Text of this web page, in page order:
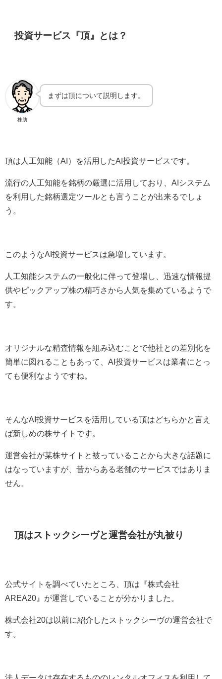
投資サービス『頂』とは？
株助
まずは頂について説明します。
頂は人工知能（AI）を活用したAI投資サービスです。
流行の人工知能を銘柄の厳選に活用しており、AIシステム
を利用した銘柄選定ツールとも言うことが出来るでしょ
う。
このようなAI投資サービスは急増しています。
人工知能システムの一般化に伴って登場し、迅速な情報提
供やピックアップ株の精巧さから人気を集めているようで
す。
オリジナルな精査情報を組み込むことで他社との差別化を
簡単に図れることもあって、AI投資サービスは業者にとっ
ても便利なようですね。
そんなAI投資サービスを活用している頂はどちらかと言え
ば新しめの株サイトです。
運営会社が某株サイトと被っていることから大きな話題に
はなっていますが、昔からある老舗のサービスではありま
せん。
頂はストックシーヴと運営会社が丸被り
公式サイトを調べていたところ、頂は『株式会社
AREA20』が運営していることが分かりました。
株式会社20は以前に紹介したストックシーヴの運営会社で
す。